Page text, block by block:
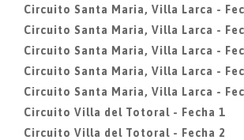
Circuito Santa Maria, Villa Larca -
Circuito Santa Maria, Villa Larca -
Circuito Santa Maria, Villa Larca -
Circuito Santa Maria, Villa Larca -
Circuito Santa Maria, Villa Larca -
Circuito Villa del Totoral - Fecha 1
Circuito Villa del Totoral - Fecha 2